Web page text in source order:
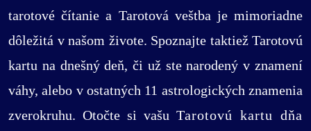
tarotové čítanie a Tarotová veštba je mimoriadne
dôležitá v našom živote. Spoznajte taktiež Tarotovú
kartu na dnešný deň, či už ste narodený v znamení
váhy, alebo v ostatných 11 astrologických znamenia
zverokruhu. Otočte si vašu Tarotovú kartu dňa